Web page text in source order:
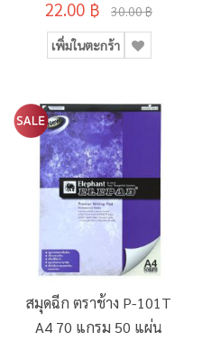
22.00 ฿ 30.00 ฿
เพิ่มในตะกร้า
สมุดฉีก ตราช้าง P-101T
A4 70 แกรม 50 แผ่น